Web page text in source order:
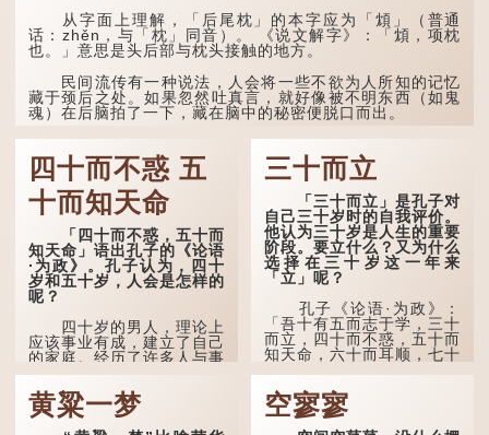
有不同，但意思完全一致。
那么，这句话到底准不
朴素观察：如果立秋的精
确...
从字面上理解，「后尾枕」的本字应为「䪴」（普通
话：zhěn，与「枕」同音）。 《说文解字》：「䪴，项枕
也。」意思是头后部与枕头接触的地方。
民间流传有一种说法，人会将一些不欲为人所知的记忆
藏于颈后之处。如果忽然吐真言，就好像被不明东西（如鬼
魂）在后脑拍了一下，藏在脑中的秘密便脱口而出。
因此...
四十而不惑 五
十而知天命
「四十而不惑，五十而
知天命」语出孔子的《论语
·为政》。孔子认为，四十
岁和五十岁，人会是怎样的
呢？
四十岁的男人，理论上
应该事业有成，建立了自己
的家庭。经历了许多人与事
之后，对事物有了自己的判
断能力，不会轻易为表象所
迷惑。
三十而立
「三十而立」是孔子对
自己三十岁时的自我评价。
他认为三十岁是人生的重要
阶段。要立什么？又为什么
选择在三十岁这一年来
「立」呢？
孔子《论语·为政》：
「吾十有五而志于学，三十
而立，四十而不惑，五十而
知天命，六十而耳顺，七十
在古代，男子一般于二
十岁进行冠礼，冠礼完成后
黄粱一梦 空寥寥